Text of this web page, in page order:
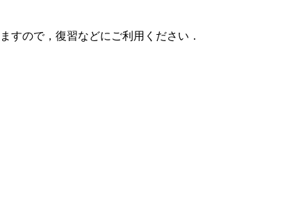
すので，復習などにご利用ください．